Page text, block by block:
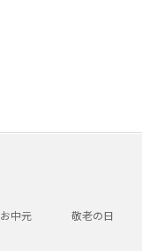
お中元 敬老の日